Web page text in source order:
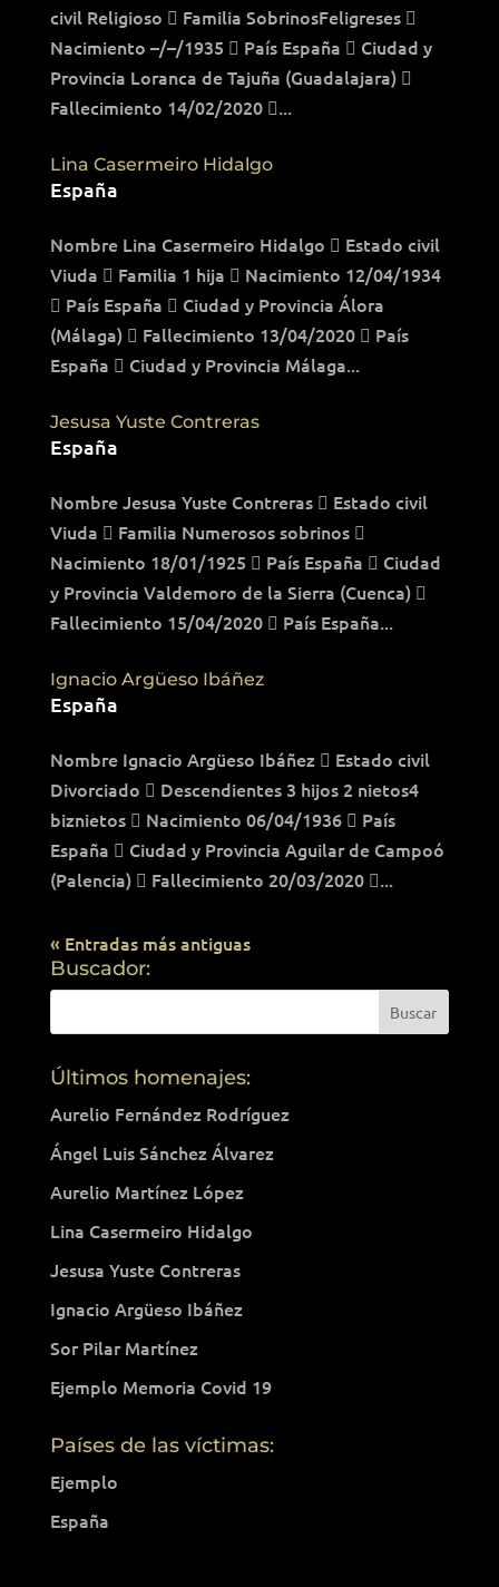
civil Religioso  Familia SobrinosFeligreses 
Nacimiento –/–/1935  País España  Ciudad y
Provincia Loranca de Tajuña (Guadalajara) 
Fallecimiento 14/02/2020 ...
Lina Casermeiro Hidalgo
España
Nombre Lina Casermeiro Hidalgo  Estado civil
Viuda  Familia 1 hija  Nacimiento 12/04/1934
 País España  Ciudad y Provincia Álora
(Málaga)  Fallecimiento 13/04/2020  País
España  Ciudad y Provincia Málaga...
Jesusa Yuste Contreras
España
Nombre Jesusa Yuste Contreras  Estado civil
Viuda  Familia Numerosos sobrinos 
Nacimiento 18/01/1925  País España  Ciudad
y Provincia Valdemoro de la Sierra (Cuenca) 
Fallecimiento 15/04/2020  País España...
Ignacio Argüeso Ibáñez
España
Nombre Ignacio Argüeso Ibáñez  Estado civil
Divorciado  Descendientes 3 hijos 2 nietos4
biznietos  Nacimiento 06/04/1936  País
España  Ciudad y Provincia Aguilar de Campoó
(Palencia)  Fallecimiento 20/03/2020 ...
« Entradas más antiguas
Buscador:
Últimos homenajes:
Aurelio Fernández Rodríguez
Ángel Luis Sánchez Álvarez
Aurelio Martínez López
Lina Casermeiro Hidalgo
Jesusa Yuste Contreras
Ignacio Argüeso Ibáñez
Sor Pilar Martínez
Ejemplo Memoria Covid 19
Países de las víctimas:
Ejemplo
España